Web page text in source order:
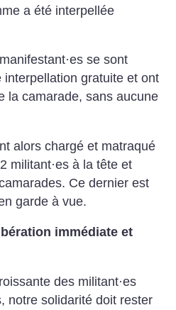
a été interpellée
·es se sont
interpellation gratuite et ont
la camarade, sans aucune
alors chargé et matraqué
militant·es à la tête et
Ce dernier est
garde à vue.
immédiate et
des militant·es
notre solidarité doit rester